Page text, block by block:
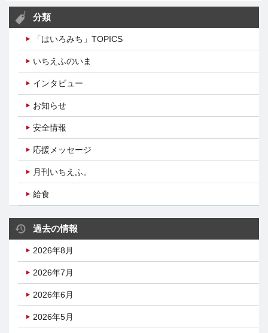
分類
「はいろみち」TOPICS
いちえふのいま
インタビュー
お知らせ
安全情報
応援メッセージ
月刊いちえふ。
給食
過去の情報
2026年8月
2026年7月
2026年6月
2026年5月